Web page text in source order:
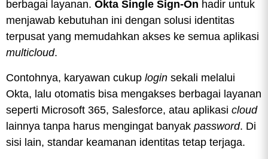
berbagai layanan. Okta Single Sign-On hadir untuk
menjawab kebutuhan ini dengan solusi identitas
terpusat yang memudahkan akses ke semua aplikasi
multicloud.
Contohnya, karyawan cukup login sekali melalui
Okta, lalu otomatis bisa mengakses berbagai layanan
seperti Microsoft 365, Salesforce, atau aplikasi cloud
lainnya tanpa harus mengingat banyak password. Di
sisi lain, standar keamanan identitas tetap terjaga.